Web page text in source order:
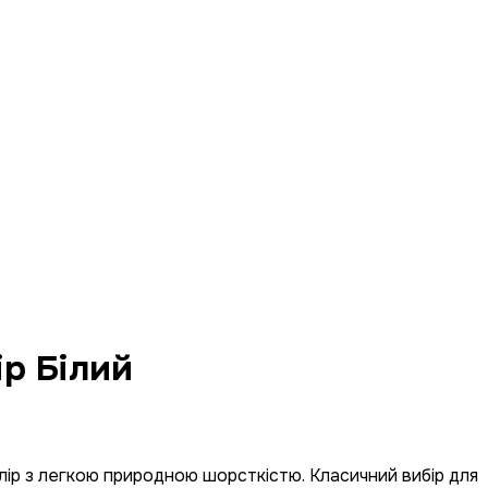
Білий
з легкою природною шорсткістю. Класичний вибір для